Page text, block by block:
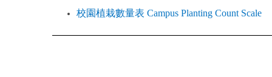
校園植栽數量表 Campus Planting Count Scale